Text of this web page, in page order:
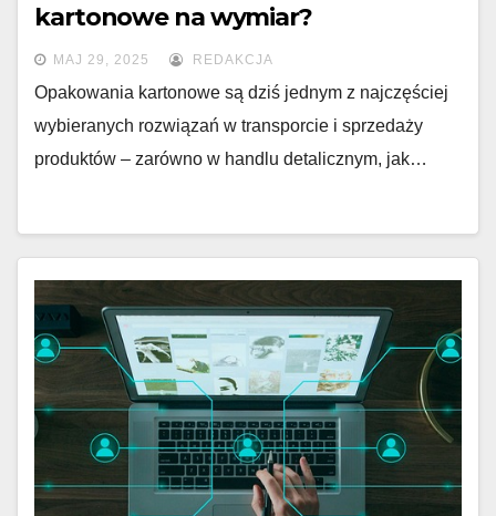
kartonowe na wymiar?
MAJ 29, 2025 REDAKCJA
Opakowania kartonowe są dziś jednym z najczęściej
wybieranych rozwiązań w transporcie i sprzedaży
produktów – zarówno w handlu detalicznym, jak…